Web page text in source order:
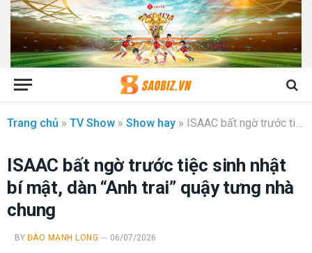
Trang chủ » TV Show » Show hay » ISAAC bất ngờ trước tiệc sinh nhật bí mật, dàn “Anh trai” quậy tưng nhà chung
ISAAC bất ngờ trước tiệc sinh nhật
bí mật, dàn “Anh trai” quậy tưng nhà
chung
BY ĐÀO MẠNH LONG 06/07/2026